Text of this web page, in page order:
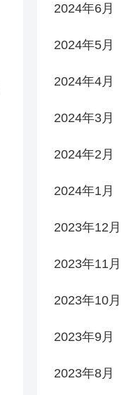
2024年6月
2024年5月
2024年4月
2024年3月
2024年2月
2024年1月
2023年12月
2023年11月
2023年10月
2023年9月
2023年8月